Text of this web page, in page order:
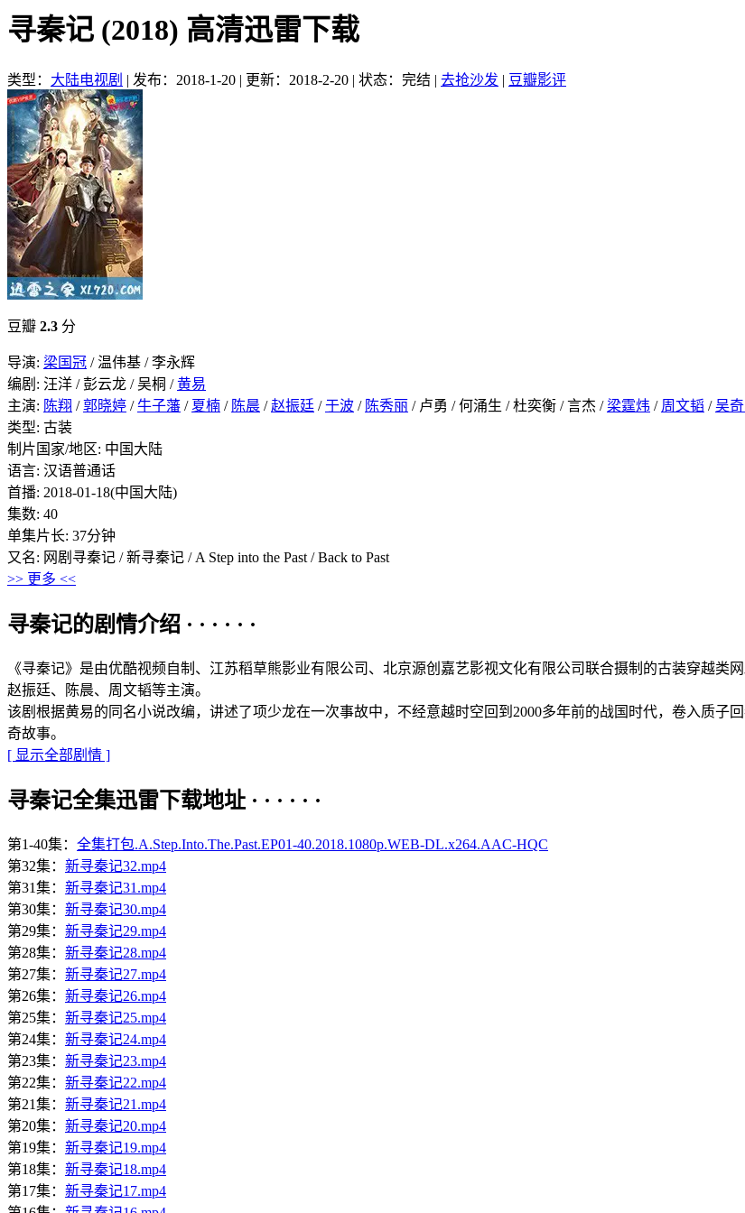
寻秦记 (2018) 高清迅雷下载
类型： 大陆电视剧 | 发布：2018-1-20 | 更新：2018-2-20 | 状态：完结 | 去抢沙发 | 豆瓣影评
豆瓣 2.3 分
导演: 梁国冠 / 温伟基 / 李永辉
编剧: 汪洋 / 彭云龙 / 吴桐 /黄易
主演: 陈翔 /郭晓婷 /牛子藩 / 夏楠 / 陈晨 /赵振廷 /于波 / 陈秀丽 / 卢勇 / 何涌生 / 杜奕衡 / 言杰 / 梁霆炜 / 周文韬 /吴
类型: 古装
制片国家/地区: 中国大陆
语言: 汉语普通话
首播: 2018-01-18(中国大陆)
集数: 40
单集片长: 37分钟
又名: 网剧寻秦记 / 新寻秦记 / A Step into the Past / Back to Past
>> 更多 <<
寻秦记的剧情介绍 · · · · · ·
《寻秦记》是由优酷视频自制、江苏稻草熊影业有限公司、北京源创嘉艺影视文化有限公司联合摄制的古装穿越类
赵振廷、陈晨、周文韬等主演。
该剧根据黄易的同名小说改编，讲述了项少龙在一次事故中，不经意越时空回到2000多年前的战国时代，卷入质子
奇故事。
[ 显示全部剧情 ]
寻秦记全集迅雷下载地址 · · · · · ·
第1-40集： 全集打包.A.Step.Into.The.Past.EP01-40.2018.1080p.WEB-DL.x264.AAC-HQC
第32集： 新寻秦记32.mp4
第31集： 新寻秦记31.mp4
第30集： 新寻秦记30.mp4
第29集： 新寻秦记29.mp4
第28集： 新寻秦记28.mp4
第27集： 新寻秦记27.mp4
第26集： 新寻秦记26.mp4
第25集： 新寻秦记25.mp4
第24集： 新寻秦记24.mp4
第23集： 新寻秦记23.mp4
第22集： 新寻秦记22.mp4
第21集： 新寻秦记21.mp4
第20集： 新寻秦记20.mp4
第19集： 新寻秦记19.mp4
第18集： 新寻秦记18.mp4
第17集： 新寻秦记17.mp4